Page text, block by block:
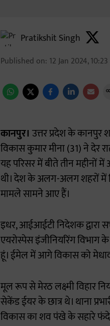
Pratikshit Singh
Published on: 12 Jan 2024,
कानपुर। उत्तर प्रदेश के कानपुर
विकास कुमार मीना (31) ने देर
यह परिसर में बीते तीन महीनों
थी। देश के अलग-अलग शहरों में
मामले सामने आए हैं।
इधर, आईआईटी निदेशक द्वारा
एयरोस्पेस इंजीनियरिंग
हूं। ईमेल में आगे विकास को
मूल रूप से मेरठ लक्ष्मी विहार
सेकेंड ईयर के छात्र थे। थाना
विकास का शव पंखे के सहारे